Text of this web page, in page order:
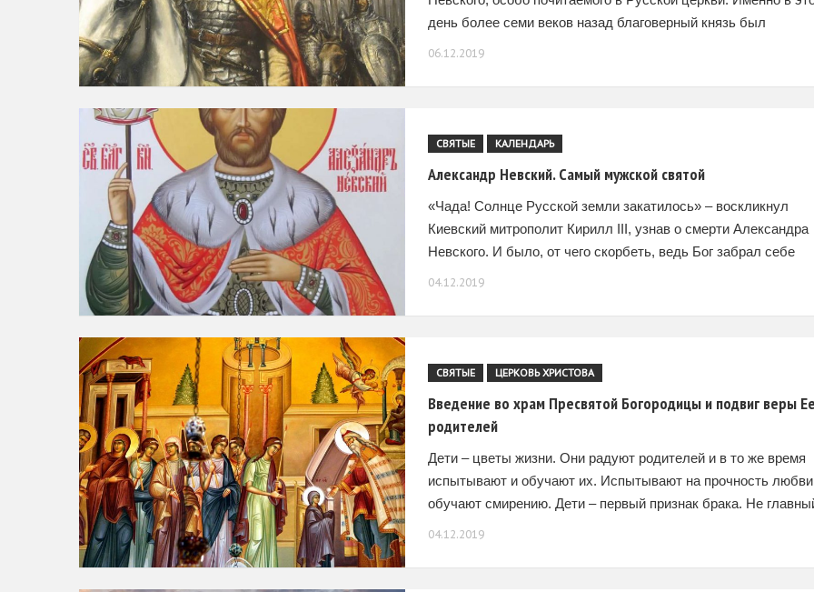
день более семи веков назад благоверный князь был
погребен во Владимире. А девятью днями ранее
06.12.2019
СВЯТЫЕ КАЛЕНДАРЬ
Александр Невский. Самый мужской святой
«Чада! Солнце Русской земли закатилось» – воскликнул
Киевский митрополит Кирилл III, узнав о смерти Александра
Невского. И было, от чего скорбеть, ведь Бог забрал себе
04.12.2019
СВЯТЫЕ ЦЕРКОВЬ ХРИСТОВА
Введение во храм Пресвятой Богородицы и подвиг веры
родителей
Дети – цветы жизни. Они радуют родителей и в то же время
испытывают и обучают их. Испытывают на прочность
обучают смирению. Дети – первый признак брака. Не
04.12.2019